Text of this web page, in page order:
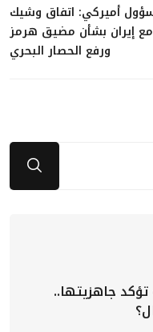
أميركي: اتفاق وشيك
مع إيران بشأن مضيق هرمز
ورفع الحصار البحري
جاهزيتها..